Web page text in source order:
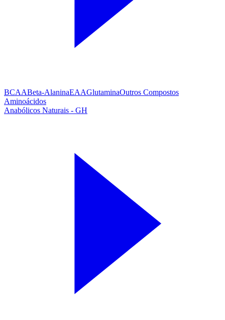
BCAABeta-AlaninaEAAGlutaminaOutros Compostos
Aminoácidos
Anabólicos Naturais - GH